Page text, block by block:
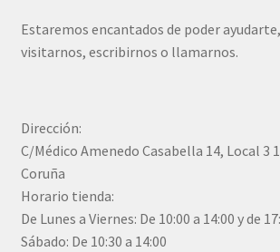
Estaremos encantados de poder
visitarnos, escribirnos o llamarnos.
Dirección:
C/Médico Amenedo Casabella 14, Local 3
Coruña
Horario tienda:
De Lunes a Viernes: De 10:00 a 14:00 y de
Sábado: De 10:30 a 14:00